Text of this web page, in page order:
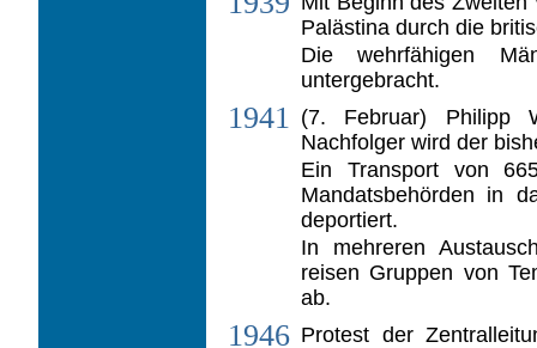
Palästina durch die
Die wehrfähigen
untergebracht.
1941 (7. Februar) Philipp
Nachfolger wird der
Ein Transport von
Mandatsbehörden in
deportiert.
In mehreren
reisen Gruppen von
ab.
1946 Protest der